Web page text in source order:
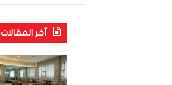
آخر المقالات